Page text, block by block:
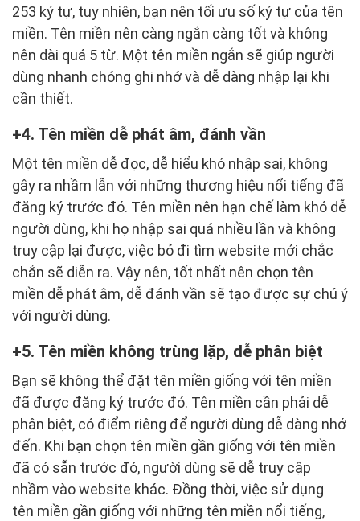
253 ký tự, tuy nhiên, bạn nên tối ưu số ký tự của tên
miền. Tên miền nên càng ngắn càng tốt và không
nên dài quá 5 từ. Một tên miền ngắn sẽ giúp người
dùng nhanh chóng ghi nhớ và dễ dàng nhập lại khi
cần thiết.
4. Tên miền dễ phát âm, đánh vần
Một tên miền dễ đọc, dễ hiểu khó nhập sai, không
gây ra nhầm lẫn với những thương hiệu nổi tiếng đã
đăng ký trước đó. Tên miền nên hạn chế làm khó dễ
người dùng, khi họ nhập sai quá nhiều lần và không
truy cập lại được, việc bỏ đi tìm website mới chắc
chắn sẽ diễn ra. Vậy nên, tốt nhất nên chọn tên
miền dễ phát âm, dễ đánh vần sẽ tạo được sự chú ý
với người dùng.
5. Tên miền không trùng lặp, dễ phân biệt
Bạn sẽ không thể đặt tên miền giống với tên miền
đã được đăng ký trước đó. Tên miền cần phải dễ
phân biệt, có điểm riêng để người dùng dễ dàng nhớ
đến. Khi bạn chọn tên miền gần giống với tên miền
đã có sẵn trước đó, người dùng sẽ dễ truy cập
nhầm vào website khác. Đồng thời, việc sử dụng
tên miền gần giống với những tên miền nổi tiếng,